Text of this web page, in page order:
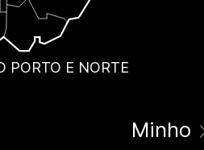
PORTO E NORTE
Minho